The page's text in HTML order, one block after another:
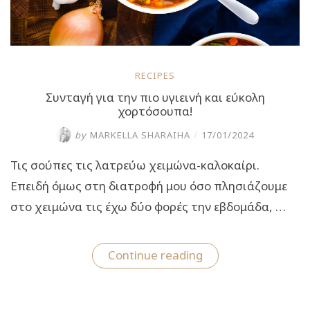
RECIPES
Συνταγή για την πιο υγιεινή και εύκολη
χορτόσουπα!
by MARKELLA SHARAIHA / 17/01/2024
Τις σούπες τις λατρεύω χειμώνα-καλοκαίρι.
Επειδή όμως στη διατροφή μου όσο πλησιάζουμε
στο χειμώνα τις έχω δύο φορές την εβδομάδα, …
Continue reading“Συνταγή
για